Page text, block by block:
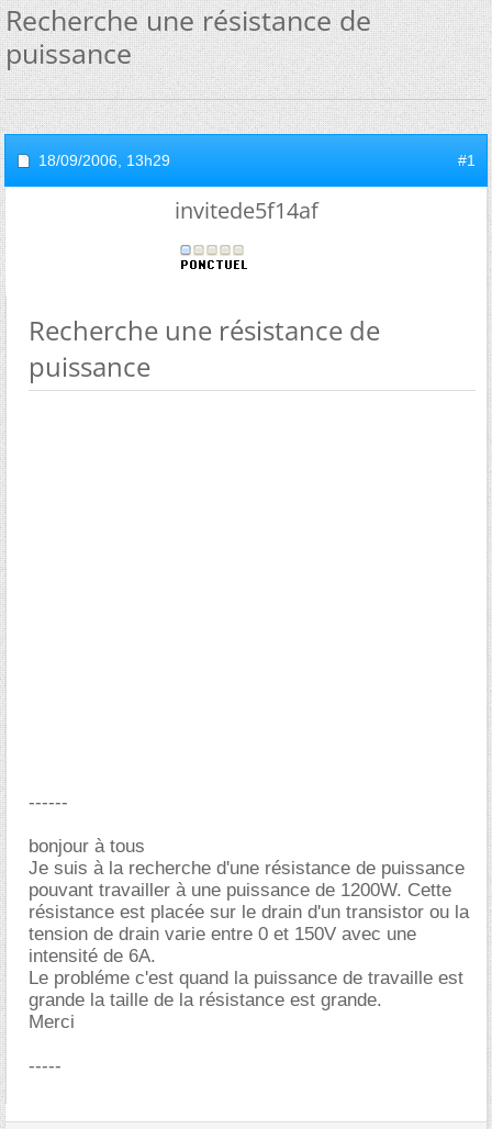
Recherche une résistance de
puissance
18/09/2006, 13h29 #1
invitede5f14af
Recherche une résistance de
puissance
------
bonjour à tous
Je suis à la recherche d'une résistance de puissance
pouvant travailler à une puissance de 1200W. Cette
résistance est placée sur le drain d'un transistor ou la
tension de drain varie entre 0 et 150V avec une
intensité de 6A.
Le probléme c'est quand la puissance de travaille est
grande la taille de la résistance est grande.
Merci
-----